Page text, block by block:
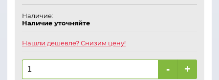
Наличие:
Наличие уточняйте
Нашли дешевле? Снизим цену!
- +